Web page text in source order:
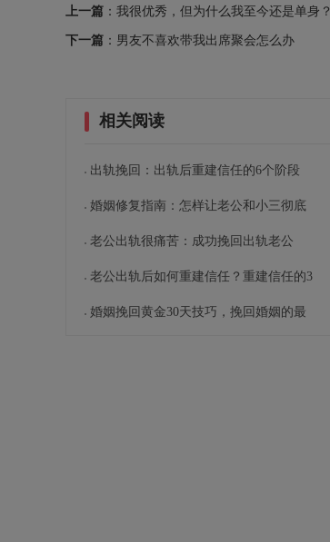
上一篇 ：我很优秀，但为什么我至今还是单身？
下一篇 ：男友不喜欢带我出席聚会怎么办
相关阅读
出轨挽回：出轨后重建信任的6个阶段
婚姻修复指南：怎样让老公和小三彻底
老公出轨很痛苦：成功挽回出轨老公
老公出轨后如何重建信任？重建信任的3
婚姻挽回黄金30天技巧，挽回婚姻的最